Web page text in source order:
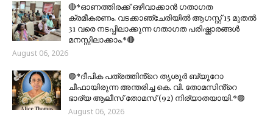
🔴*ഓണത്തിരക്ക് ഒഴിവാക്കാൻ ഗതാഗത
ക്രമീകരണം. വടക്കാഞ്ചേരിയിൽ ആഗസ്റ്റ് 15 മുതല്‍
31 വരെ നടപ്പിലാക്കുന്ന ഗതാഗത പരിഷ്ക്കാരങ്ങൾ
മനസ്സിലാക്കാം.*🔴
August 06, 2026
🟣*ദീപിക പത്രത്തിൻ്റെ തൃശൂർ ബ്യൂറോ
ചീഫായിരുന്ന അന്തരിച്ച കെ. വി. തോമസിൻ്റെ
ഭാര്യ ആലീസ് തോമസ് (92) നിര്യാതയായി.*🟣
August 06, 2026